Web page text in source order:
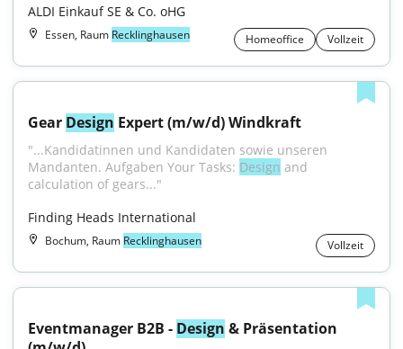
ALDI Einkauf SE & Co. oHG
Essen, Raum Recklinghausen Homeoffice Vollzeit
Gear Design Expert (m/w/d) Windkraft
"...Kandidatinnen und Kandidaten sowie unseren
Mandanten. Aufgaben Your Tasks: Design and
calculation of gears..."
Finding Heads International
Bochum, Raum Recklinghausen Vollzeit
Eventmanager B2B - Design & Präsentation